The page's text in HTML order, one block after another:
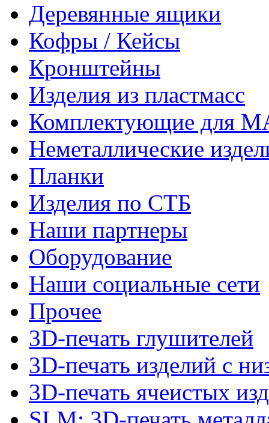
Деревянные ящики
Кофры / Кейсы
Кронштейны
Изделия из пластмасс
Комплектующие для
Неметаллические
Планки
Изделия по СТБ
Наши партнеры
Оборудование
Наши социальные сети
Прочее
3D-печать глушителей
3D-печать изделий с
3D-печать ячеистых